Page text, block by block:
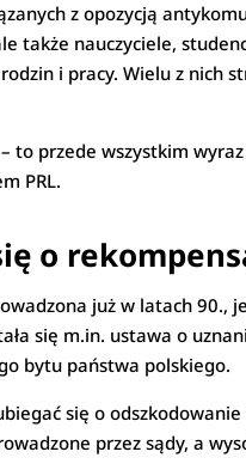
z opozycją
także nauczyciele,
i pracy. Wielu z nich
przede wszystkim
PRL.
o
już w latach 90.,
się m.in. ustawa o
bytu państwa polskiego.
się o
przez sądy, a